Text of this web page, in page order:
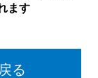
ます
る